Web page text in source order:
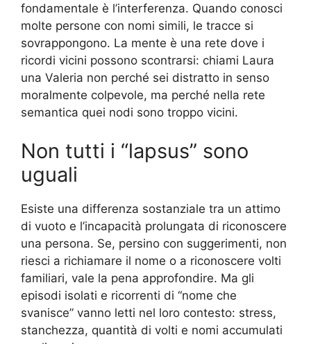
fondamentale è l’interferenza. Quando conosci
molte persone con nomi simili, le tracce si
sovrappongono. La mente è una rete dove i
ricordi vicini possono scontrarsi: chiami Laura
una Valeria non perché sei distratto in senso
moralmente colpevole, ma perché nella rete
semantica quei nodi sono troppo vicini.
Non tutti i “lapsus” sono
uguali
Esiste una differenza sostanziale tra un attimo
di vuoto e l’incapacità prolungata di riconoscere
una persona. Se, persino con suggerimenti, non
riesci a richiamare il nome o a riconoscere volti
familiari, vale la pena approfondire. Ma gli
episodi isolati e ricorrenti di “nome che
svanisce” vanno letti nel loro contesto: stress,
stanchezza, quantità di volti e nomi accumulati